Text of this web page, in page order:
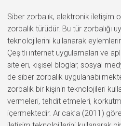
Siber zorbalık, elektronik iletişim
zorbalık türüdür. Bu tür zorbalığı
teknolojilerini kullanarak
Çeşitli internet uygulamaları ve
siteleri, kişisel bloglar, sosyal
de siber zorbalık
zorbalık bir kişinin teknolojileri
vermeleri, tehdit etmeleri,
içermektedir. Arıcak’a (2011)